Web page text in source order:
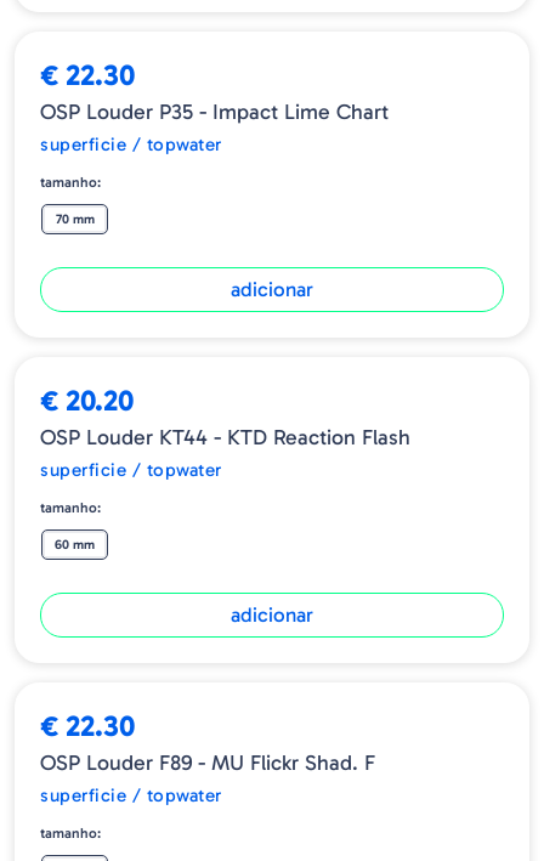
€ 22.30
OSP Louder P35 - Impact Lime Chart
superficie / topwater
tamanho:
70 mm
adicionar
€ 20.20
OSP Louder KT44 - KTD Reaction Flash
superficie / topwater
tamanho:
60 mm
adicionar
€ 22.30
OSP Louder F89 - MU Flickr Shad. F
superficie / topwater
tamanho: